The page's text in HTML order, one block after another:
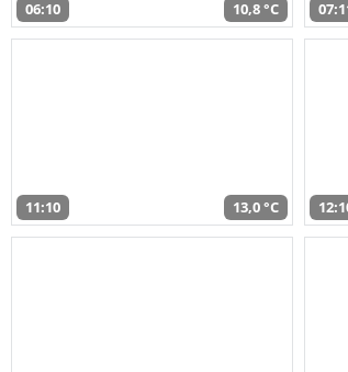
06:10 10,8 °C
11:10 13,0 °C